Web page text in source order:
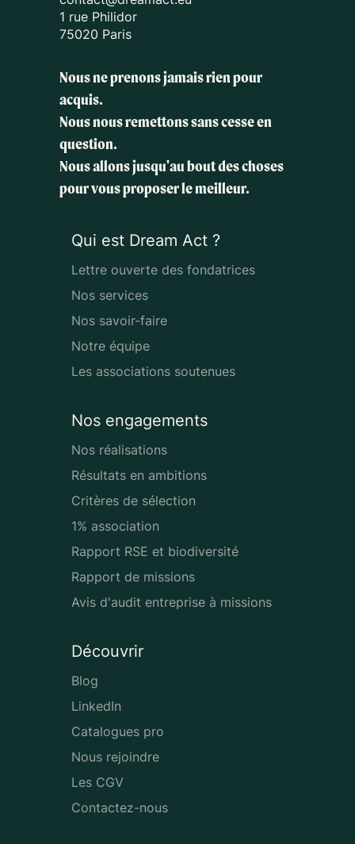
1 rue Philidor
75020 Paris
Nous ne prenons jamais rien pour
acquis.
Nous nous remettons sans cesse en
question.
Nous allons jusqu'au bout des choses
pour vous proposer le meilleur.
Qui est Dream Act ?
Lettre ouverte des fondatrices
Nos services
Nos savoir-faire
Notre équipe
Les associations soutenues
Nos engagements
Nos réalisations
Résultats en ambitions
Critères de sélection
1% association
Rapport RSE et biodiversité
Rapport de missions
Avis d'audit entreprise à missions
Découvrir
Blog
LinkedIn
Catalogues pro
Nous rejoindre
Les CGV
Contactez-nous